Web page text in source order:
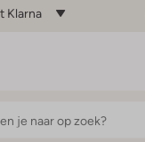
Klarna